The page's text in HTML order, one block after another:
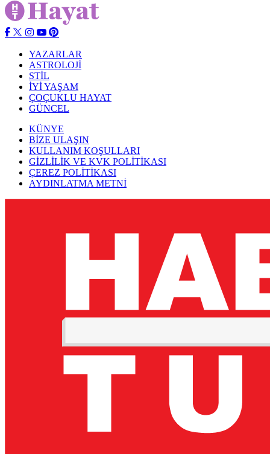
YAZARLAR
ASTROLOJİ
STİL
İYİ YAŞAM
ÇOÇUKLU HAYAT
GÜNCEL
KÜNYE
BİZE ULAŞIN
KULLANIM KOŞULLARI
GİZLİLİK VE KVK POLİTİKASI
ÇEREZ POLİTİKASI
AYDINLATMA METNİ